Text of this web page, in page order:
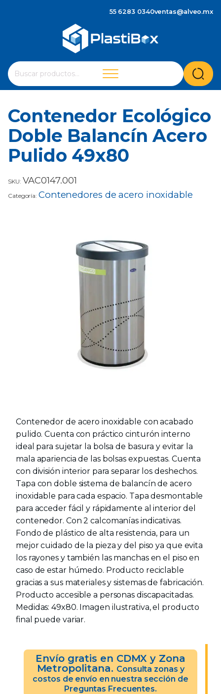
55 6283 0340ventas@alveo.mx
Buscar
por:
Cuando hay resultados autocompletados, puedes
Contenedor Ecológico
Doble Balancín Acero
Pulido 49x80
SKU: VAC0147.001
Categoría: Contenedores de acero inoxidable
Contenedor de acero inoxidable con acabado
pulido. Cuenta con práctico cinturón interno
ideal para sujetar la bolsa de basura y evitar la
mala apariencia de las bolsas expuestas. Cuenta
con división interior para separar los deshechos.
Tapa con doble sistema de balancín de acero
inoxidable para cada espacio. Tapa desmontable
para acceder fácil y rápidamente al interior del
contenedor. Con 2 calcomanías indicativas.
Fondo de plástico de alta resistencia, para un
mejor cuidado de la pieza y del piso ya que evita
los rayones y también las manchas en el piso en
caso de estar húmedo. Producto reciclable
gracias a sus materiales y sistemas de fabricación.
Producto accesible a personas discapacitadas.
Medidas: 49x80. Imagen ilustrativa, el producto
final puede variar.
Envío gratis en CDMX y Zona
Metropolitana. Consulta zonas y
costos de envío en nuestra sección de
Preguntas Frecuentes.